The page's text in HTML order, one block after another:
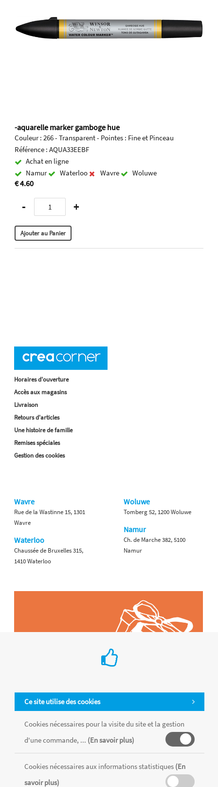
-aquarelle marker gamboge hue
Couleur : 266 - Transparent - Pointes : Fine et Pinceau
Référence : AQUA33EEBF
Achat en ligne
Namur
Waterloo Wavre Woluwe
€ 4.60
- +
Ce site utilise des cookies
Cookies nécessaires pour la visite du site et la gestion
d'une commande, ... (En savoir plus)
Cookies nécessaires aux informations statistiques (En
savoir plus)
Horaires d'ouverture
Accès aux magasins
Livraison
Retours d'articles
Une histoire de famille
Remises spéciales
Gestion des cookies
Wavre
Rue de la Wastinne 15, 1301
Wavre
Waterloo
Chaussée de Bruxelles 315,
1410 Waterloo
Woluwe
Tomberg 52, 1200 Woluwe
Namur
Ch. de Marche 382, 5100
Namur
chaque magasin, toutes taxes comprises.